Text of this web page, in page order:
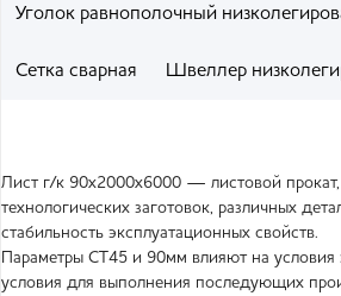
Уголок равнополочный
Сетка сварная Швеллер
Лист г/к 90х2000х6000 — листовой
технологических заготовок, различных
стабильность эксплуатационных свойств.
Параметры СТ45 и 90мм влияют на условия
условия для выполнения последующих